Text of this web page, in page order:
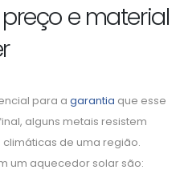
e material
para a garantia que esse
alguns metais resistem
de uma região.
um aquecedor solar são: